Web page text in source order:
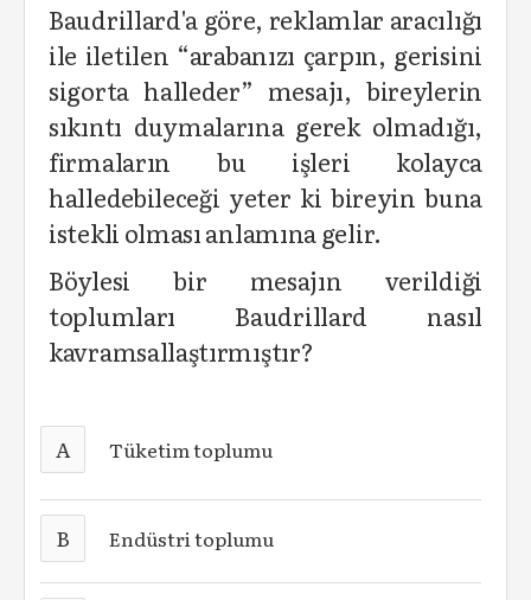
Baudrillard'a göre, reklamlar aracılığı
ile iletilen “arabanızı çarpın, gerisini
sigorta halleder” mesajı, bireylerin
sıkıntı duymalarına gerek olmadığı,
firmaların bu işleri kolayca
halledebileceği yeter ki bireyin buna
istekli olması anlamına gelir.
Böylesi bir mesajın verildiği
toplumları Baudrillard nasıl
kavramsallaştırmıştır?
A Tüketim toplumu
B Endüstri toplumu